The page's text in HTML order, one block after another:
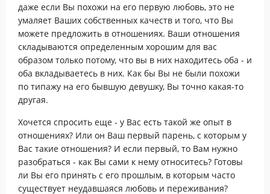
даже если Вы похожи на его первую любовь, это не
умаляет Ваших собственных качеств и того, что Вы
можете предложить в отношениях. Ваши отношения
складываются определенным хорошим для вас
образом только потому, что вы в них находитесь оба - и
оба вкладываетесь в них. Как бы Вы не были похожи
по типажу на его бывшую девушку, Вы точно какая-то
другая.
Хочется спросить еще - у Вас есть такой же опыт в
отношениях? Или он Ваш первый парень, с которым у
Вас такие отношения? И если первый, то Вам нужно
разобраться - как Вы сами к нему относитесь? Готовы
ли Вы его принять с его прошлым, в которым часто
существует неудавшаяся любовь и переживания?